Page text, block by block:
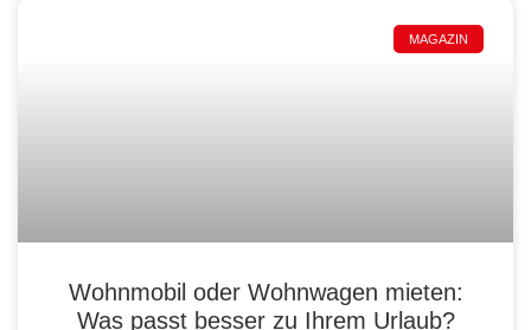
MAGAZIN
Wohnmobil oder Wohnwagen mieten:
Was passt besser zu Ihrem Urlaub?